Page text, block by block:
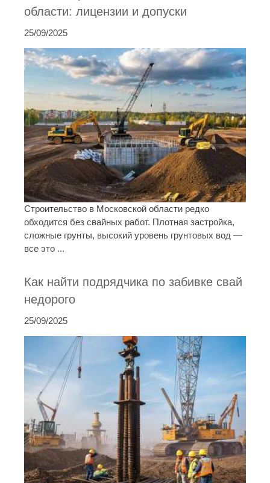
области: лицензии и допуски
25/09/2025
Строительство в Московской области редко
обходится без свайных работ. Плотная застройка,
сложные грунты, высокий уровень грунтовых вод —
все это ...
Как найти подрядчика по забивке свай
недорого
25/09/2025